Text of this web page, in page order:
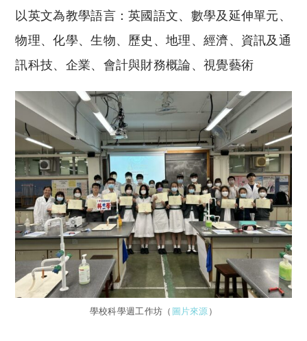
以英文為教學語言：英國語文、數學及延伸單元、
物理、化學、生物、歷史、地理、經濟、資訊及通
訊科技、企業、會計與財務概論、視覺藝術
學校科學週工作坊（ 圖片來源 ）